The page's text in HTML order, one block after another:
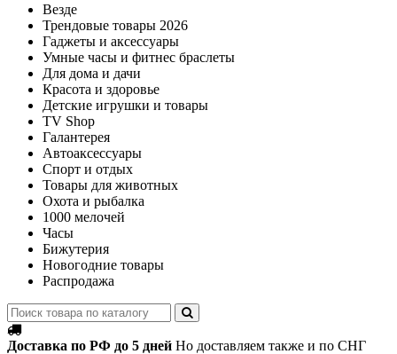
Везде
Трендовые товары 2026
Гаджеты и аксессуары
Умные часы и фитнес браслеты
Для дома и дачи
Красота и здоровье
Детские игрушки и товары
TV Shop
Галантерея
Автоаксессуары
Спорт и отдых
Товары для животных
Охота и рыбалка
1000 мелочей
Часы
Бижутерия
Новогодние товары
Распродажа
Доставка по РФ до 5 дней Но доставляем также и по СНГ